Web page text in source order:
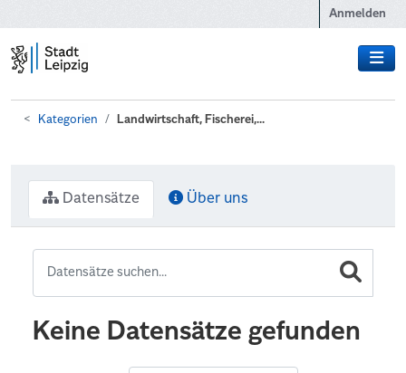
Anmelden
Kategorien Landwirtschaft, Fischerei,...
Datensätze Über uns
Keine Datensätze gefunden